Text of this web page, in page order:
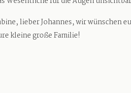
lieber Johannes, wir wünschen
kleine große Familie!